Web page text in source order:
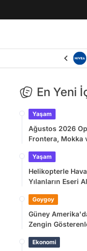
En Yeni
Yaşam
Ağustos 2026
Frontera, Mokka
Yaşam
Helikopterle
Yılanların Eseri
Goygoy
Güney
Zengin
Ekonomi